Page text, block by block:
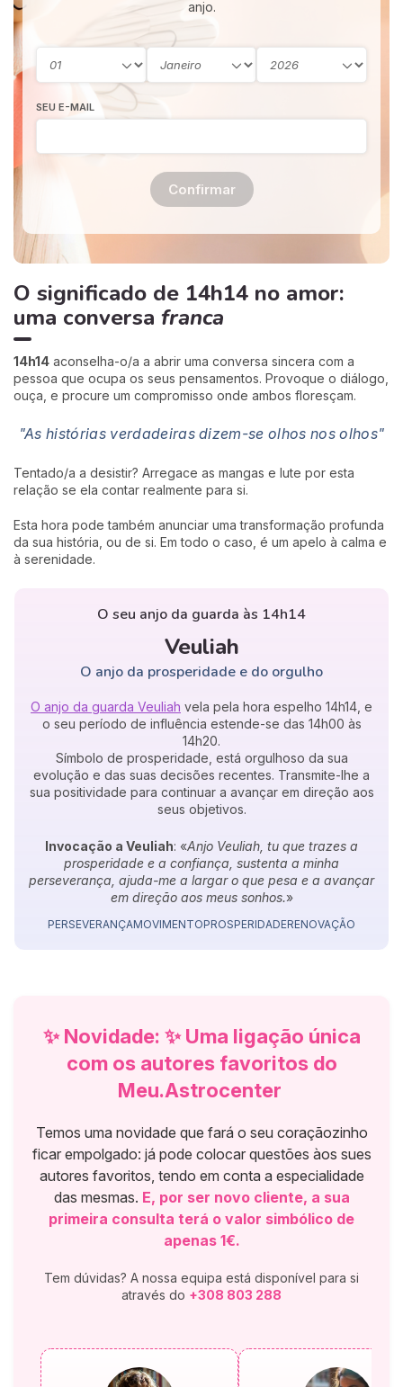
anjo.
SEU E-MAIL
Confirmar
O significado de 14h14 no amor:
uma conversa franca
14h14 aconselha-o/a a abrir uma conversa sincera com a
pessoa que ocupa os seus pensamentos. Provoque o diálogo,
ouça, e procure um compromisso onde ambos floresçam.
"As histórias verdadeiras dizem-se olhos nos olhos"
Tentado/a a desistir? Arregace as mangas e lute por esta
relação se ela contar realmente para si.
Esta hora pode também anunciar uma transformação profunda
da sua história, ou de si. Em todo o caso, é um apelo à calma e
à serenidade.
O seu anjo da guarda às 14h14
Veuliah
O anjo da prosperidade e do orgulho
O anjo da guarda Veuliah vela pela hora espelho 14h14, e
o seu período de influência estende-se das 14h00 às
14h20.
Símbolo de prosperidade, está orgulhoso da sua
evolução e das suas decisões recentes. Transmite-lhe a
sua positividade para continuar a avançar em direção aos
seus objetivos.
Invocação a Veuliah: «Anjo Veuliah, tu que trazes a
prosperidade e a confiança, sustenta a minha
perseverança, ajuda-me a largar o que pesa e a avançar
em direção aos meus sonhos.»
PERSEVERANÇAMOVIMENTOPROSPERIDADERENOVAÇÃO
✨ Novidade: ✨ Uma ligação única
com os autores favoritos do
Meu.Astrocenter
Temos uma novidade que fará o seu coraçãozinho
ficar empolgado: já pode colocar questões àos sues
autores favoritos, tendo em conta a especialidade
das mesmas. E, por ser novo cliente, a sua
primeira consulta terá o valor simbólico de
apenas 1€.
Tem dúvidas? A nossa equipa está disponível para si
através do +308 803 288